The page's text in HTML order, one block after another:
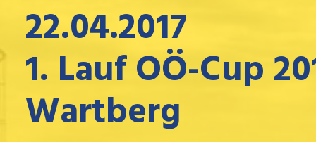
22.04.2017
1. Lauf OÖ-Cup
Wartberg